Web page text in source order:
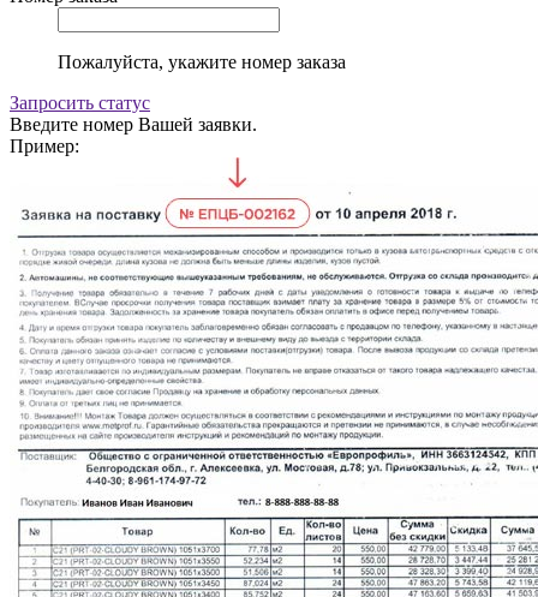
Пожалуйста, укажите номер заказа
Запросить статус
Введите номер Вашей заявки.
Пример: